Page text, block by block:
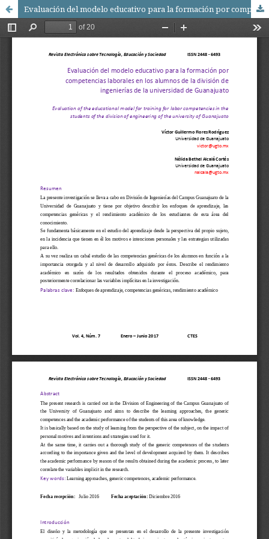
Evaluación del modelo educativo para la formación por competencias laborales en los alumnos de la división de ingenierías de la universidad de Guanajuato